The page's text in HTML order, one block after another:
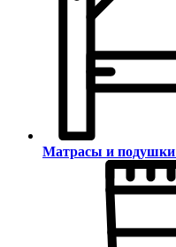
Матрасы и подушки